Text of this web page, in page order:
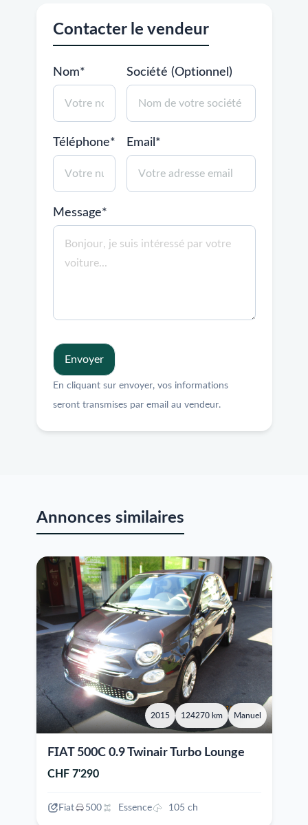
Contacter le vendeur
Nom* Société (Optionnel)
Téléphone* Email*
Message*
Envoyer
En cliquant sur envoyer, vos informations
seront transmises par email au vendeur.
Annonces similaires
2015 124270 km Manuel
FIAT 500C 0.9 Twinair Turbo Lounge
CHF 7'290
Fiat 500 Essence 105 ch